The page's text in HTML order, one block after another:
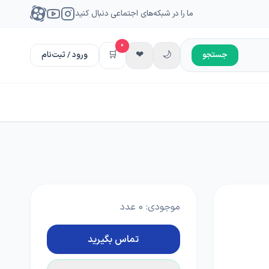
ما را در شبکه‌های اجتماعی دنبال کنید
جستجو 🌙
❤
🛒
0
ورود / ثبت‌نام
موجودی: 0 عدد
تماس بگیرید